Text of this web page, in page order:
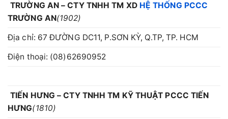
TRƯỜNG AN – CTY TNHH TM XD HỆ THỐNG PCCC
TRƯỜNG AN(1902)
Địa chỉ: 67 ĐƯỜNG DC11, P.SƠN KỲ, Q.TP, TP. HCM
Điện thoại: (08)62690952
TIẾN HƯNG – CTY TNHH TM KỸ THUẬT PCCC TIẾN
HƯNG(1810)